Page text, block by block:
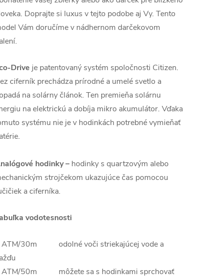
Doprajte si luxus v tejto podobe aj Vy. Tento
Vám doručíme v nádhernom darčekovom
Drive je patentovaný systém spoločnosti Citizen.
ciferník prechádza prírodné a umelé svetlo a
na solárny článok. Ten premieňa solárnu
na elektrickú a dobíja mikro akumulátor. Vďaka
systému nie je v hodinkách potrebné vymieňať
hodinky – hodinky s quartzovým alebo
strojčekom ukazujúce čas pomocou
a ciferníka.
vodotesnosti
ATM/30m odolné voči striekajúcej vode a
ATM/50m môžete sa s hodinkami sprchovať